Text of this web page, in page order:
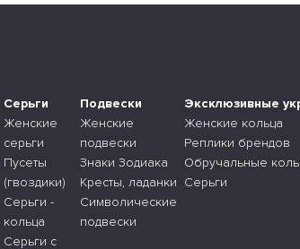
Серьги
Женские
серьги
Пусеты
(гвоздики)
Серьги -
кольца
Серьги с
Подвески
Женские
подвески
Знаки Зодиака
Кресты, ладанки
Символические
подвески
Эксклюзивные
Женские кольца
Реплики брендов
Обручальные
Серьги